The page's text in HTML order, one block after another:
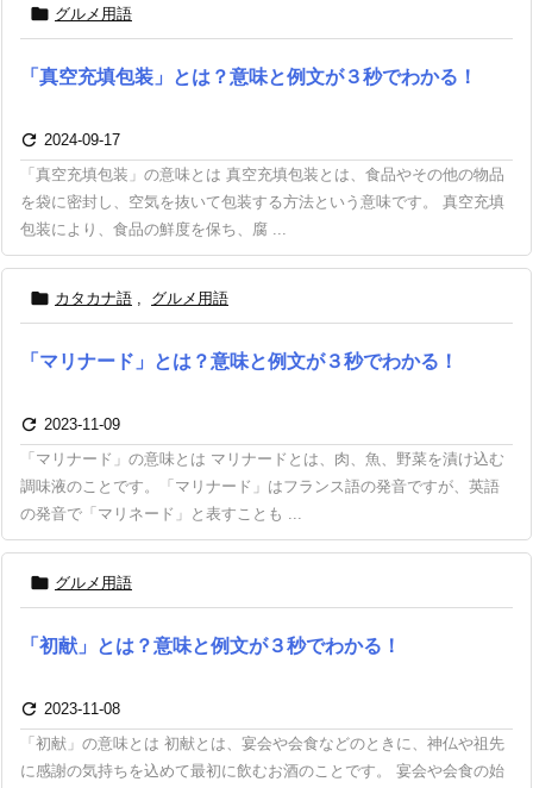
 グルメ用語
「真空充填包装」とは？意味と例文が３秒でわかる！
 2024-09-17
「真空充填包装」の意味とは 真空充填包装とは、食品やその他の物品
を袋に密封し、空気を抜いて包装する方法という意味です。 真空充填
包装により、食品の鮮度を保ち、腐 ...
 カタカナ語 , グルメ用語
「マリナード」とは？意味と例文が３秒でわかる！
 2023-11-09
「マリナード」の意味とは マリナードとは、肉、魚、野菜を漬け込む
調味液のことです。「マリナード」はフランス語の発音ですが、英語
の発音で「マリネード」と表すことも ...
 グルメ用語
「初献」とは？意味と例文が３秒でわかる！
 2023-11-08
「初献」の意味とは 初献とは、宴会や会食などのときに、神仏や祖先
に感謝の気持ちを込めて最初に飲むお酒のことです。 宴会や会食の始